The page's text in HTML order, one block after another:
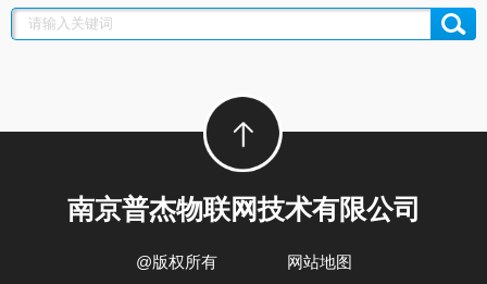
南京普杰物联网技术有限公司
@版权所有 网站地图